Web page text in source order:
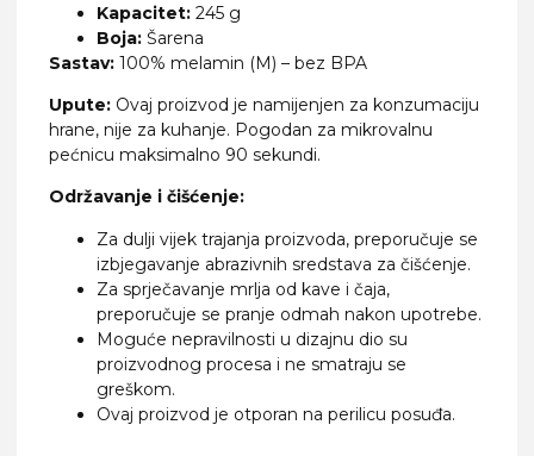
Kapacitet: 245 g
Boja: Šarena
Sastav: 100% melamin (M) – bez BPA
Upute: Ovaj proizvod je namijenjen za konzumaciju
hrane, nije za kuhanje. Pogodan za mikrovalnu
pećnicu maksimalno 90 sekundi.
Održavanje i čišćenje:
Za dulji vijek trajanja proizvoda, preporučuje se
izbjegavanje abrazivnih sredstava za čišćenje.
Za sprječavanje mrlja od kave i čaja,
preporučuje se pranje odmah nakon upotrebe.
Moguće nepravilnosti u dizajnu dio su
proizvodnog procesa i ne smatraju se
greškom.
Ovaj proizvod je otporan na perilicu posuđa.